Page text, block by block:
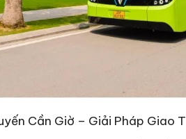
Cần Giờ – Giải Pháp Giao